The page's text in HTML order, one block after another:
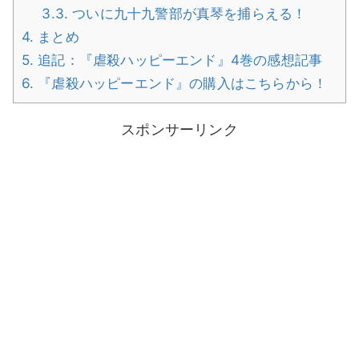
3.3. ついに九十九警部が真琴を捕らえる！
4. まとめ
5. 追記：『虐殺ハッピーエンド』4巻の感想記事
6. 『虐殺ハッピーエンド』の購入はこちらから！
スポンサーリンク